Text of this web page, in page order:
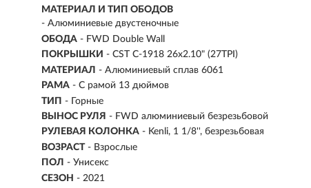
МАТЕРИАЛ И ТИП ОБОДОВ
- Алюминиевые двустеночные
ОБОДА - FWD Double Wall
ПОКРЫШКИ - CST C-1918 26x2.10" (27TPI)
МАТЕРИАЛ - Алюминиевый сплав 6061
РАМА - С рамой 13 дюймов
ТИП - Горные
ВЫНОС РУЛЯ - FWD алюминиевый безрезьбовой
РУЛЕВАЯ КОЛОНКА - Kenli, 1 1/8'', безрезьбовая
ВОЗРАСТ - Взрослые
ПОЛ - Унисекс
СЕЗОН - 2021